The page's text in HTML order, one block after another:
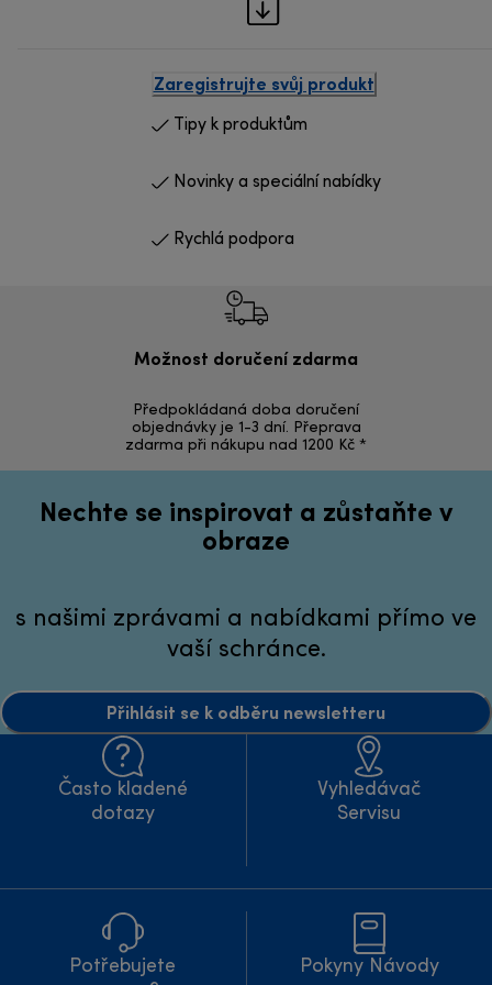
Zaregistrujte svůj produkt
Tipy k produktům
Novinky a speciální nabídky
Rychlá podpora
Možnost doručení zdarma
Předpokládaná doba doručení
objednávky je 1-3 dní. Přeprava
zdarma při nákupu nad 1200 Kč *
Nechte se inspirovat a zůstaňte v
obraze
s našimi zprávami a nabídkami přímo ve
vaší schránce.
Přihlásit se k odběru newsletteru
Často kladené
dotazy
Vyhledávač
Servisu
Potřebujete
Pokyny Návody